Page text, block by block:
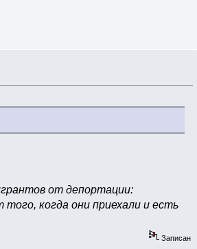
от депортации:
когда они приехали и есть
Записан